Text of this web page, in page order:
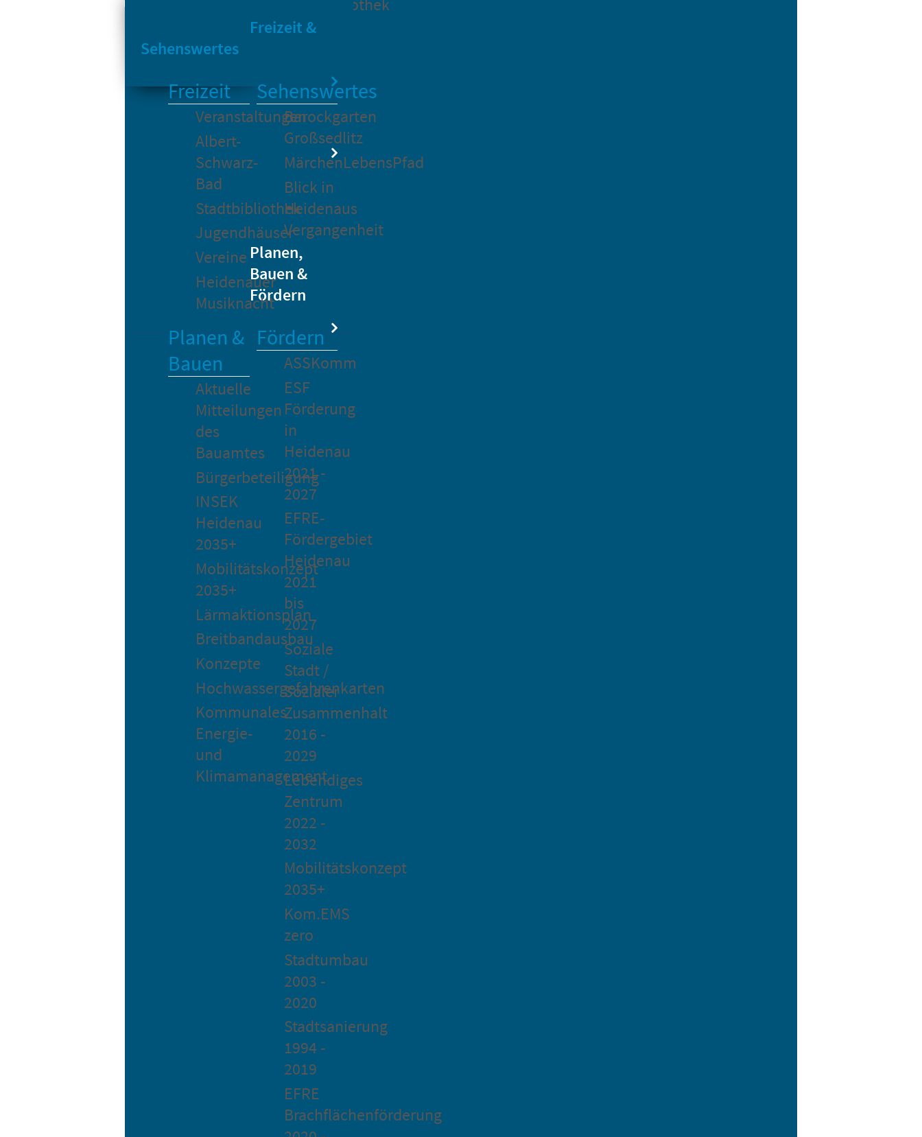
Bikesharing
Stadtbibliothek
Freizeit &
Sehenswertes
Freizeit
Veranstaltungen
Albert-
Schwarz-
Bad
Stadtbibliothek
Jugendhäuser
Vereine
Heidenauer
Musiknacht
Sehenswertes
Barockgarten
Großsedlitz
MärchenLebensPfad
Blick in
Heidenaus
Vergangenheit
Planen,
Bauen &
Fördern
Planen &
Bauen
Aktuelle
Mitteilungen
des
Bauamtes
Bürgerbeteiligung
INSEK
Heidenau
2035+
Mobilitätskonzept
2035+
Lärmaktionsplan
Breitbandausbau
Konzepte
Hochwassergefahrenkarten
Kommunales
Energie-
und
Klimamanagement
Fördern
ASSKomm
ESF
Förderung
in
Heidenau
2021 -
2027
EFRE-
Fördergebiet
Heidenau
2021
bis
2027
Soziale
Stadt /
Sozialer
Zusammenhalt
2016 -
2029
Lebendiges
Zentrum
2022 -
2032
Mobilitätskonzept
2035+
Kom.EMS
zero
Stadtumbau
2003 -
2020
Stadtsanierung
1994 -
2019
EFRE
Brachflächenförderung